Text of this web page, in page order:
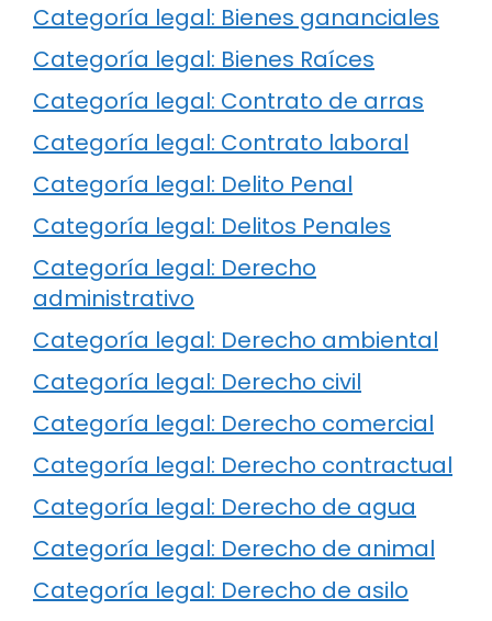
Categoría legal: Bienes gananciales
Categoría legal: Bienes Raíces
Categoría legal: Contrato de arras
Categoría legal: Contrato laboral
Categoría legal: Delito Penal
Categoría legal: Delitos Penales
Categoría legal: Derecho
administrativo
Categoría legal: Derecho ambiental
Categoría legal: Derecho civil
Categoría legal: Derecho comercial
Categoría legal: Derecho contractual
Categoría legal: Derecho de agua
Categoría legal: Derecho de animal
Categoría legal: Derecho de asilo